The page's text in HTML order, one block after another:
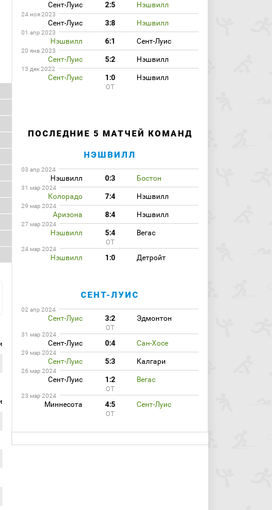
Сент-Луис 2:5 Нэшвилл
24 ноя 2023
Сент-Луис 3:8 Нэшвилл
01 апр 2023
Нэшвилл 6:1 Сент-Луис
20 янв 2023
Сент-Луис 5:2 Нэшвилл
13 дек 2022
Сент-Луис 1:0 Нэшвилл
ОТ
ПОСЛЕДНИЕ 5 МАТЧЕЙ КОМАНД
НЭШВИЛЛ
03 апр 2024
Нэшвилл 0:3 Бостон
31 мар 2024
Колорадо 7:4 Нэшвилл
29 мар 2024
Аризона 8:4 Нэшвилл
27 мар 2024
Нэшвилл 5:4 Вегас
ОТ
24 мар 2024
Нэшвилл 1:0 Детройт
СЕНТ-ЛУИС
02 апр 2024
Сент-Луис 3:2 Эдмонтон
ОТ
31 мар 2024
Сент-Луис 0:4 Сан-Хосе
29 мар 2024
Сент-Луис 5:3 Калгари
26 мар 2024
Сент-Луис 1:2 Вегас
ОТ
23 мар 2024
Миннесота 4:5 Сент-Луис
ОТ